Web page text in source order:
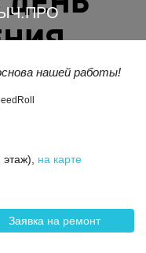
нашей работы!
этаж) на карте
Заявка на ремонт